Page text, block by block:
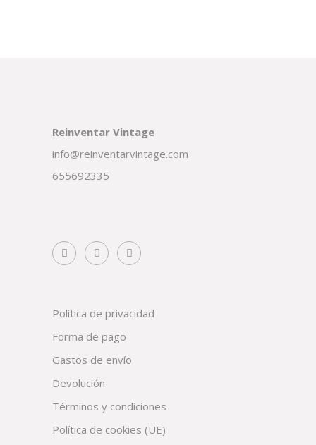
Reinventar Vintage
info@reinventarvintage.com
655692335
Política de privacidad
Forma de pago
Gastos de envío
Devolución
Términos y condiciones
Política de cookies (UE)